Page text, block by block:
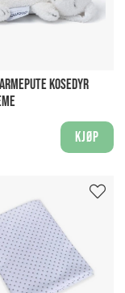
KOSEDYR
Kjøp